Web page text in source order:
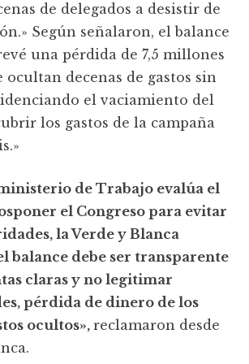
de delegados a desistir de
Según señalaron, el balance
una pérdida de 7,5 millones
ocultan decenas de gastos sin
el vaciamiento del
los gastos de la campaña
de Trabajo evalúa el
el Congreso para evitar
la Verde y Blanca
balance debe ser transparente
claras y no legitimar
pérdida de dinero de los
ocultos»,reclamaron desde